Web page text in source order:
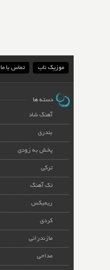
موزیک ناب تماس با ما
دسته ها
آهنگ شاد
بندری
پخش به زودی
ترکی
تک آهنگ
ریمیکس
کردی
مازندرانی
مداحی